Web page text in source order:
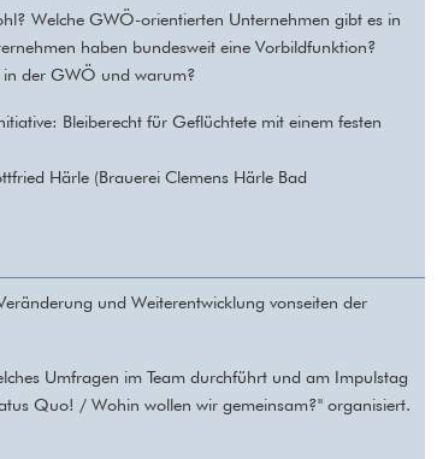
Welche GWÖ-orientierten Unternehmen gibt es in
haben bundesweit eine Vorbildfunktion?
in der GWÖ und warum?
Bleiberecht für Geflüchtete mit einem festen
Härle (Brauerei Clemens Härle Bad
und Weiterentwicklung vonseiten der
Umfragen im Team durchführt und am Impulstag
Quo! / Wohin wollen wir gemeinsam?" organisiert.